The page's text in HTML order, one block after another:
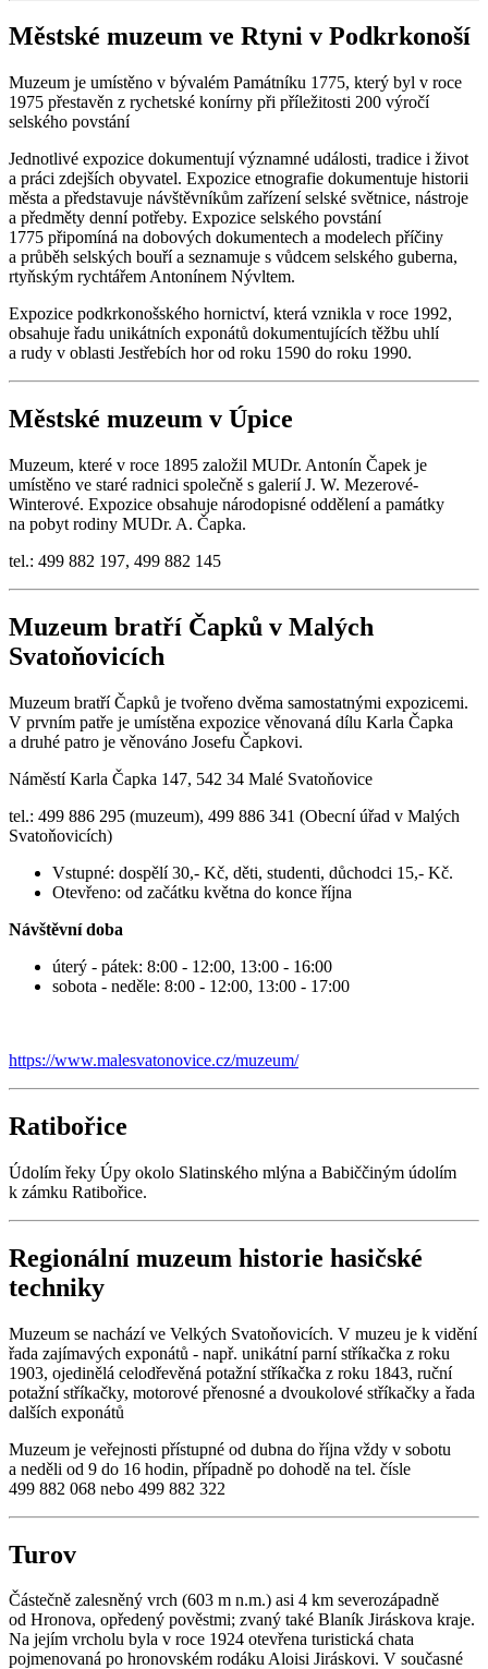
Městské muzeum ve Rtyni v Podkrkonoší
Muzeum je umístěno v bývalém Památníku 1775, který byl v roce
1975 přestavěn z rychetské konírny při příležitosti 200 výročí
selského povstání
Jednotlivé expozice dokumentují významné události, tradice i život
a práci zdejších obyvatel. Expozice etnografie dokumentuje historii
města a představuje návštěvníkům zařízení selské světnice, nástroje
a předměty denní potřeby. Expozice selského povstání
1775 připomíná na dobových dokumentech a modelech příčiny
a průběh selských bouří a seznamuje s vůdcem selského guberna,
rtyňským rychtářem Antonínem Nývltem.
Expozice podkrkonošského hornictví, která vznikla v roce 1992,
obsahuje řadu unikátních exponátů dokumentujících těžbu uhlí
a rudy v oblasti Jestřebích hor od roku 1590 do roku 1990.
Městské muzeum v Úpice
Muzeum, které v roce 1895 založil MUDr. Antonín Čapek je
umístěno ve staré radnici společně s galerií J. W. Mezerové-
Winterové. Expozice obsahuje národopisné oddělení a památky
na pobyt rodiny MUDr. A. Čapka.
tel.: 499 882 197, 499 882 145
Muzeum bratří Čapků v Malých
Svatoňovicích
Muzeum bratří Čapků je tvořeno dvěma samostatnými expozicemi.
V prvním patře je umístěna expozice věnovaná dílu Karla Čapka
a druhé patro je věnováno Josefu Čapkovi.
Náměstí Karla Čapka 147, 542 34 Malé Svatoňovice
tel.: 499 886 295 (muzeum), 499 886 341 (Obecní úřad v Malých
Svatoňovicích)
Vstupné: dospělí 30,- Kč, děti, studenti, důchodci 15,- Kč.
Otevřeno: od začátku května do konce října
Návštěvní doba
úterý - pátek: 8:00 - 12:00, 13:00 - 16:00
sobota - neděle: 8:00 - 12:00, 13:00 - 17:00
https://www.malesvatonovice.cz/muzeum/
Ratibořice
Údolím řeky Úpy okolo Slatinského mlýna a Babiččiným údolím
k zámku Ratibořice.
Regionální muzeum historie hasičské
techniky
Muzeum se nachází ve Velkých Svatoňovicích. V muzeu je k vidění
řada zajímavých exponátů - např. unikátní parní stříkačka z roku
1903, ojedinělá celodřevěná potažní stříkačka z roku 1843, ruční
potažní stříkačky, motorové přenosné a dvoukolové stříkačky a řada
dalších exponátů
Muzeum je veřejnosti přístupné od dubna do října vždy v sobotu
a neděli od 9 do 16 hodin, případně po dohodě na tel. čísle
499 882 068 nebo 499 882 322
Turov
Částečně zalesněný vrch (603 m n.m.) asi 4 km severozápadně
od Hronova, opředený pověstmi; zvaný také Blaník Jiráskova kraje.
Na jejím vrcholu byla v roce 1924 otevřena turistická chata
pojmenovaná po hronovském rodáku Aloisi Jiráskovi. V současné